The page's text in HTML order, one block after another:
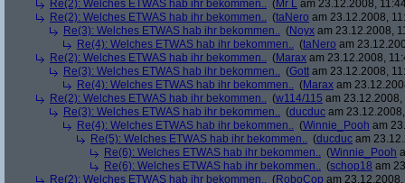
Re(2): Welches ETWAS hab ihr bekommen.. (Mr L am 23.12.2008,
Re(2): Welches ETWAS hab ihr bekommen.. (taNero am 23.12.2008,
Re(3): Welches ETWAS hab ihr bekommen.. (Noyx am 23.12.2008,
Re(4): Welches ETWAS hab ihr bekommen.. (taNero am
Re(2): Welches ETWAS hab ihr bekommen.. (Marax am 23.12.2008,
Re(3): Welches ETWAS hab ihr bekommen.. (Gott am 23.12.2008,
Re(4): Welches ETWAS hab ihr bekommen.. (Marax am
Re(2): Welches ETWAS hab ihr bekommen.. (w114/115 am 23.12.2008,
Re(3): Welches ETWAS hab ihr bekommen.. (ducduc am
Re(4): Welches ETWAS hab ihr bekommen.. (Winnie_Pooh am
Re(5): Welches ETWAS hab ihr bekommen.. (ducduc am
Re(6): Welches ETWAS hab ihr bekommen.. (Winnie_Pooh
Re(6): Welches ETWAS hab ihr bekommen.. (schop18 am
Re(2): Welches ETWAS hab ihr bekommen.. (RoboCop am